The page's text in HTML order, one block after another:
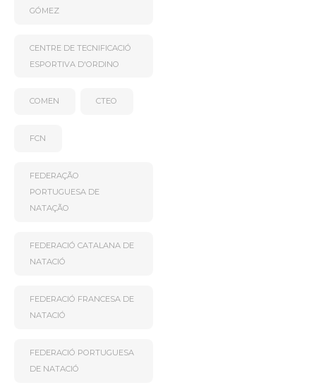
GÓMEZ
CENTRE DE TECNIFICACIÓ
ESPORTIVA D'ORDINO
COMEN CTEO
FCN
FEDERAÇÃO
PORTUGUESA DE
NATAÇÃO
FEDERACIÓ CATALANA DE
NATACIÓ
FEDERACIÓ FRANCESA DE
NATACIÓ
FEDERACIÓ PORTUGUESA
DE NATACIÓ